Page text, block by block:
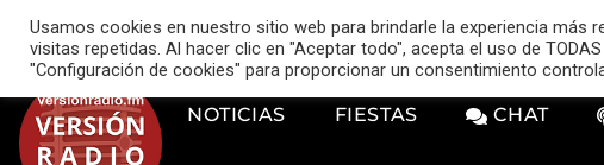
music_note VERSIÓN RADIO
NOTICIAS FIESTAS CHAT
Usamos cookies en nuestro sitio web para brindarle la experiencia más
visitas repetidas. Al hacer clic en "Aceptar todo", acepta el uso de
"Configuración de cookies" para proporcionar un consentimiento